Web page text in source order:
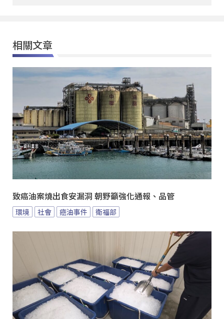
相關文章
致癌油案燒出食安漏洞 朝野籲強化通報、品管
環境 社會 癌油事件 衛福部